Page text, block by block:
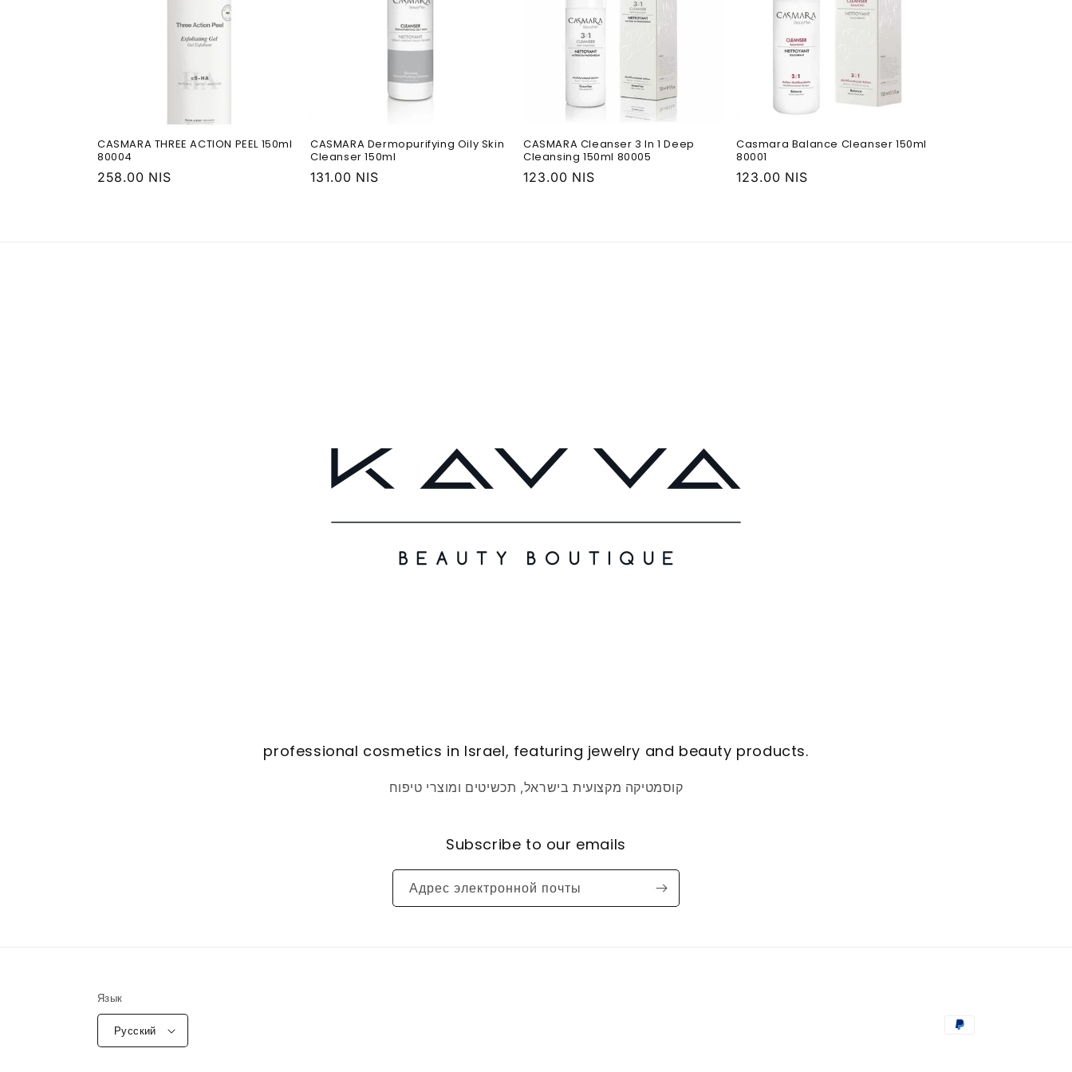
и
я
CASMARA THREE ACTION PEEL 150ml
80004
Обычная
258.00 NIS
CASMARA Dermopurifying Oily Skin
Cleanser 150ml
Обычная
131.00 NIS
CASMARA Cleanser 3 In 1 Deep
Cleansing 150ml 80005
Обычная
123.00 NIS
Casmara Balance Cleanser 150ml
80001
Обычная
123.00 NIS
professional cosmetics in Israel, featuring jewelry and beauty products.
קוסמטיקה מקצועית בישראל, תכשיטים ומוצרי טיפוח
Subscribe to our emails
Адрес электронной почты
Язык
Русский
Способы